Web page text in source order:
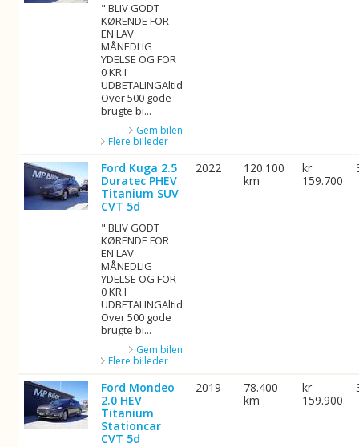
" BLIV GODT
KØRENDE FOR
EN LAV
MÅNEDLIG
YDELSE OG FOR
0 KR I
UDBETALINGAltid
Over 500 gode
brugte bi...
Gem bilen
Flere billeder
Ford Kuga 2.5
Duratec PHEV
Titanium SUV
CVT 5d
" BLIV GODT
KØRENDE FOR
EN LAV
MÅNEDLIG
YDELSE OG FOR
0 KR I
UDBETALINGAltid
Over 500 gode
brugte bi...
Gem bilen
Flere billeder
2022
120.100
km
kr
159.700
Ford Mondeo
2.0 HEV
Titanium
Stationcar
CVT 5d
2019
78.400
km
kr
159.900